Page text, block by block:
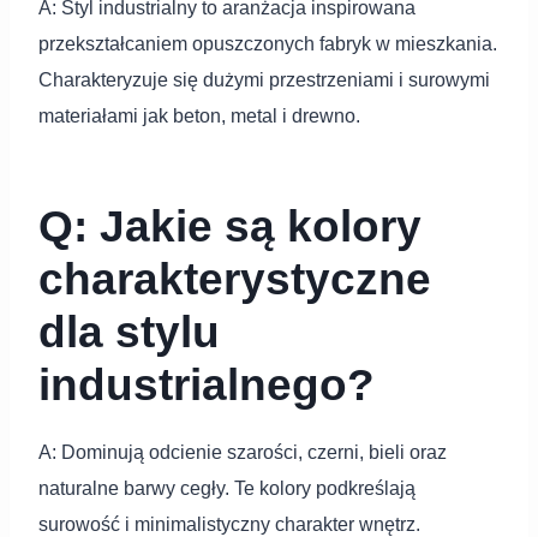
A: Styl industrialny to aranżacja inspirowana
przekształcaniem opuszczonych fabryk w mieszkania.
Charakteryzuje się dużymi przestrzeniami i surowymi
materiałami jak beton, metal i drewno.
Q: Jakie są kolory
charakterystyczne
dla stylu
industrialnego?
A: Dominują odcienie szarości, czerni, bieli oraz
naturalne barwy cegły. Te kolory podkreślają
surowość i minimalistyczny charakter wnętrz.